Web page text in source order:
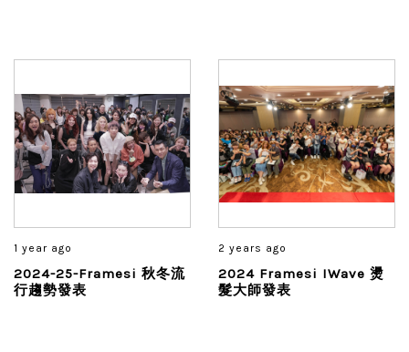
1 year ago
2024-25-Framesi 秋冬流
行趨勢發表
2 years ago
2024 Framesi IWave 燙
髮大師發表